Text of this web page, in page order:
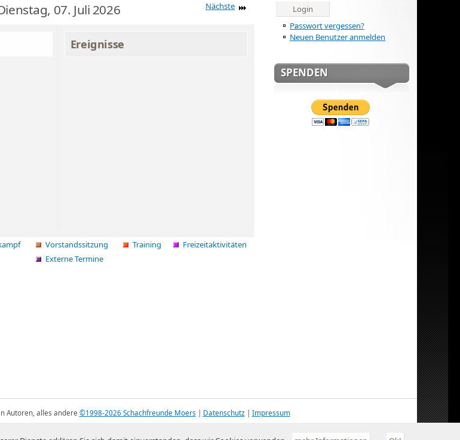
07. Juli 2026 Nächste
Ereignisse
Vorstandssitzung Training
Freizeitaktivitäten
Externe Termine
Passwort vergessen?
Neuen Benutzer anmelden
SPENDEN
Autoren, alles andere ©1998-2026 Schachfreunde Moers | Datenschutz | Impressum